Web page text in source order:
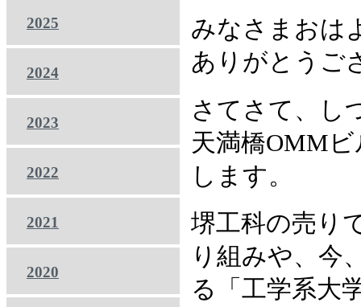
2025
2024
2023
2022
2021
2020
みなさまおは
ありがとうご
さてさて、し
天満橋OMM
します。
堺工科の売り
り組みや、今
る「工学系大